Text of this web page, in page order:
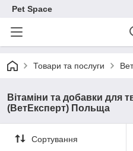
Pet Space
Товари та послуги
Вітаміни та добавки для
(ВетЕксперт) Польща
Сортування